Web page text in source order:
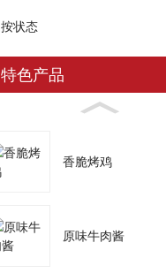
按状态
特色产品
香脆烤鸡
原味牛肉酱